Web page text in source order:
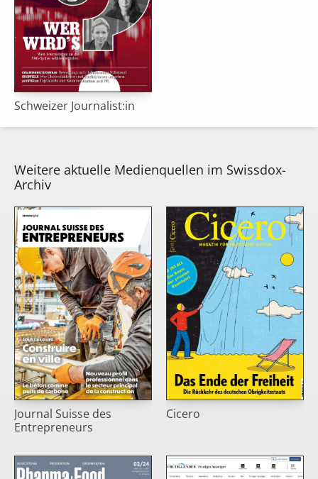
Schweizer Journalist:in
Weitere aktuelle Medienquellen im Swissdox-
Archiv
Journal Suisse des
Entrepreneurs
Cicero